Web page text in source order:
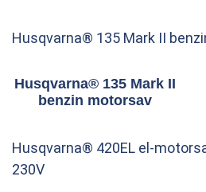
Husqvarna® 135 Mark II
Husqvarna® 135 Mark II
benzin motorsav
Husqvarna® 420EL el-
230V